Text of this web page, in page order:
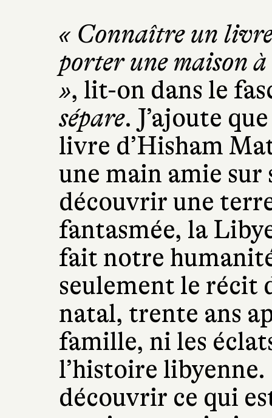
« Connaître un
porter une maison
», lit-on dans le
sépare. J’ajoute
livre d’Hisham
une main amie sur
découvrir une
fantasmée, la
fait notre
seulement le récit
natal, trente ans
famille, ni les
l’histoire
découvrir ce qui